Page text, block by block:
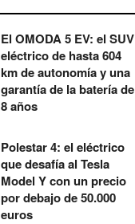
El OMODA 5 EV: el SUV
eléctrico de hasta 604
km de autonomía y una
garantía de la batería de
8 años
Polestar 4: el eléctrico
que desafía al Tesla
Model Y con un precio
por debajo de 50.000
euros